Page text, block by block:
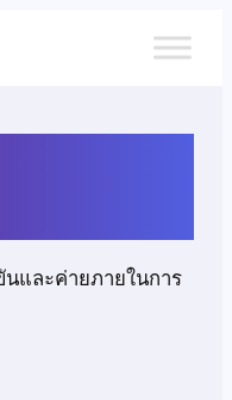
และค่ายภายในการ